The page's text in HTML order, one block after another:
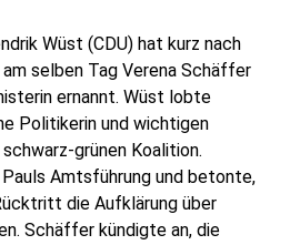
Wüst (CDU) hat kurz nach
selben Tag Verena Schäffer
ernannt. Wüst lobte
Politikerin und wichtigen
grünen Koalition.
Amtsführung und betonte,
die Aufklärung über
Schäffer kündigte an, die